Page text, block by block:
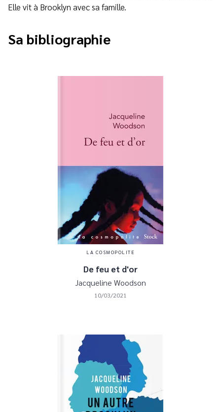
Elle vit à Brooklyn avec sa famille.
Sa bibliographie
LA COSMOPOLITE
De feu et d'or
Jacqueline Woodson
10/03/2021